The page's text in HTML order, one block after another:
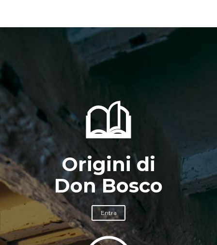
Origini di
Don Bosco
Entra